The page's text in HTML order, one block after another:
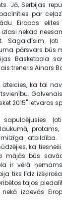
Jā, Serbijas
par
Eiropas
nekad
Sagaidīsim
pārsvars būs
Basketbola
treneris Ainars
ka tai
2015" ietvaros
atbildība.
ka
mājās būs
ir vērā
tiks līdz
tajos
izdevās